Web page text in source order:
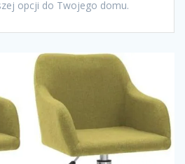
opcji do Twojego domu.